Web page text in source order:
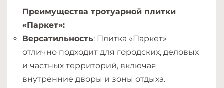
Преимущества тротуарной плитки
«Паркет»:
Версатильность: Плитка «Паркет»
отлично подходит для городских, деловых
и частных территорий, включая
внутренние дворы и зоны отдыха.